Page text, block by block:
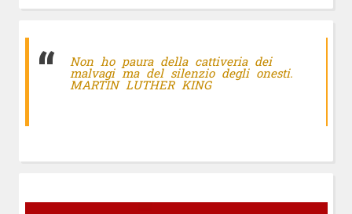
Non ho paura della cattiveria dei
malvagi ma del silenzio degli onesti.
MARTIN LUTHER KING